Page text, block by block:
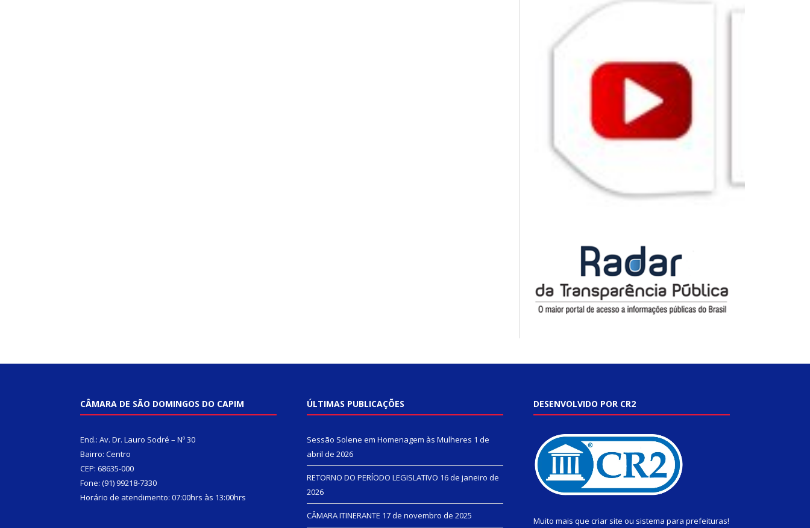
CÂMARA DE SÃO DOMINGOS DO CAPIM
End.: Av. Dr. Lauro Sodré – Nº 30
Bairro: Centro
CEP: 68635-000
Fone: (91) 99218-7330
Horário de atendimento: 07:00hrs às 13:00hrs
ÚLTIMAS PUBLICAÇÕES
Sessão Solene em Homenagem às Mulheres 1 de
abril de 2026
RETORNO DO PERÍODO LEGISLATIVO 16 de janeiro de
2026
CÂMARA ITINERANTE 17 de novembro de 2025
DESENVOLVIDO POR CR2
Muito mais que criar site ou sistema para prefeituras!